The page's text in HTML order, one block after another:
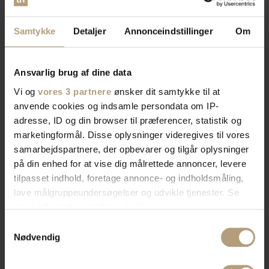
Samtykke Detaljer Annonceindstillinger Om
Ansvarlig brug af dine data
Vi og vores 3 partnere ønsker dit samtykke til at
anvende cookies og indsamle persondata om IP-
adresse, ID og din browser til præferencer, statistik og
marketingformål. Disse oplysninger videregives til vores
samarbejdspartnere, der opbevarer og tilgår oplysninger
på din enhed for at vise dig målrettede annoncer, levere
tilpasset indhold, foretage annonce- og indholdsmåling,
lave målgruppeundersøgelser og udvikle tjenester. Se
tilbage eller ændre indstillinger fra vores
"Cookiedeklaration", eller ved at trykke på "Privacy
Nødvendig